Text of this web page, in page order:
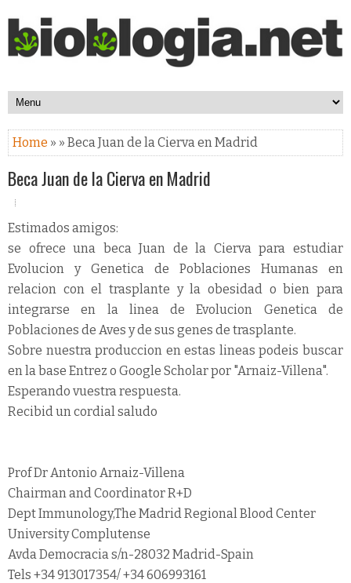
Home » » Beca Juan de la Cierva en Madrid
Beca Juan de la Cierva en Madrid
Estimados amigos:
se ofrece una beca Juan de la Cierva para estudiar
Evolucion y Genetica de Poblaciones Humanas en
relacion con el trasplante y la obesidad o bien para
integrarse en la linea de Evolucion Genetica de
Poblaciones de Aves y de sus genes de trasplante.
Sobre nuestra produccion en estas lineas podeis buscar
en la base Entrez o Google Scholar por "Arnaiz-Villena".
Esperando vuestra respuesta.
Recibid un cordial saludo
Prof Dr Antonio Arnaiz-Villena
Chairman and Coordinator R+D
Dept Immunology,The Madrid Regional Blood Center
University Complutense
Avda Democracia s/n-28032 Madrid-Spain
Tels +34 913017354/ +34 606993161